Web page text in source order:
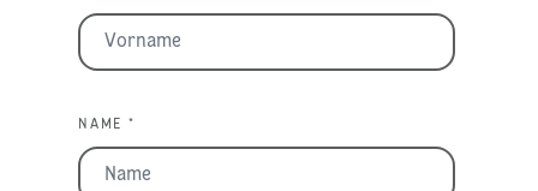
NAME *